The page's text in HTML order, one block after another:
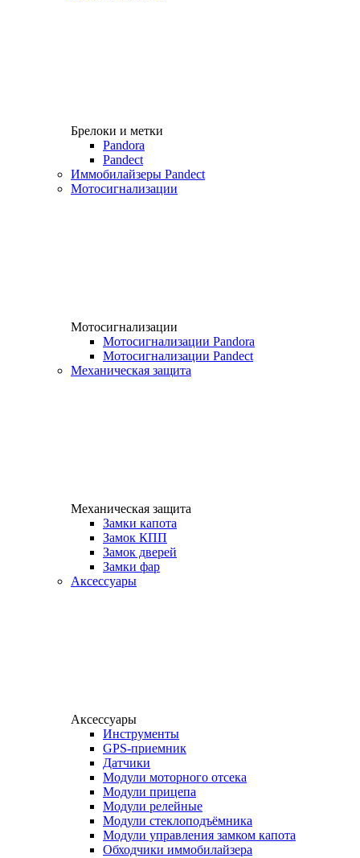
Брелоки и метки
Pandora
Pandect
Иммобилайзеры Pandect
Мотосигнализации
Мотосигнализации
Мотосигнализации Pandora
Мотосигнализации Pandect
Механическая защита
Механическая защита
Замки капота
Замок КПП
Замок дверей
Замки фар
Аксессуары
Аксессуары
Инструменты
GPS-приемник
Датчики
Модули моторного отсека
Модули прицепа
Модули релейные
Модули стеклоподъёмника
Модули управления замком капота
Обходчики иммобилайзера